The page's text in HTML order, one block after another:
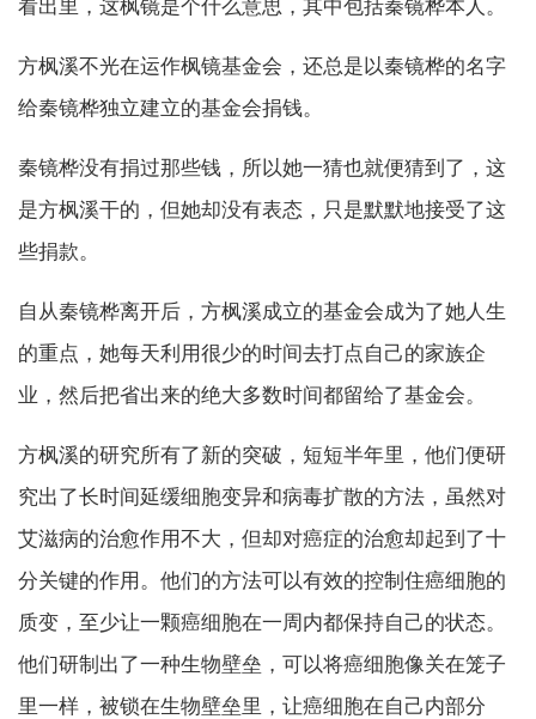
看出里，这枫镜是个什么意思，其中包括秦镜桦本人。
方枫溪不光在运作枫镜基金会，还总是以秦镜桦的名字
给秦镜桦独立建立的基金会捐钱。
秦镜桦没有捐过那些钱，所以她一猜也就便猜到了，这
是方枫溪干的，但她却没有表态，只是默默地接受了这
些捐款。
自从秦镜桦离开后，方枫溪成立的基金会成为了她人生
的重点，她每天利用很少的时间去打点自己的家族企
业，然后把省出来的绝大多数时间都留给了基金会。
方枫溪的研究所有了新的突破，短短半年里，他们便研
究出了长时间延缓细胞变异和病毒扩散的方法，虽然对
艾滋病的治愈作用不大，但却对癌症的治愈却起到了十
分关键的作用。他们的方法可以有效的控制住癌细胞的
质变，至少让一颗癌细胞在一周内都保持自己的状态。
他们研制出了一种生物壁垒，可以将癌细胞像关在笼子
里一样，被锁在生物壁垒里，让癌细胞在自己内部分